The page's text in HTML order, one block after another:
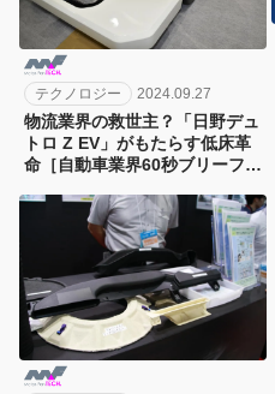
テクノロジー 2024.09.27
物流業界の救世主？「日野デュ
トロ Z EV」がもたらす低床革
命［自動車業界60秒ブリーフィ